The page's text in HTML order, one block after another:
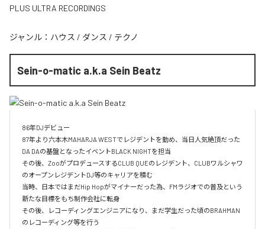
PLUS ULTRA RECORDINGS
ジャンル： ハウス / ダンス / テクノ
Sein-o-matic a.k.a Sein Beatz
86年DJデビュー
87年より六本木MAHARJA WESTでレジデントを勤め、当日人気絶頂だった
DA DAの基盤となったイベントBLACK NIGHTを担当
その後、ZooがプロデュースするCLUB QUEのレジデント、CLUBワルシャワ
のオープンレジデントDJ等のキャリアを積む
当時、日本ではまだHip Hopがマイナーだった為、FMラジオでの普及という
新たな目標をもち制作会社に転身
その後、レコーディングエンジニアになり、まだ学生だった頃のBRAHMAN
のレコーディング等を行う